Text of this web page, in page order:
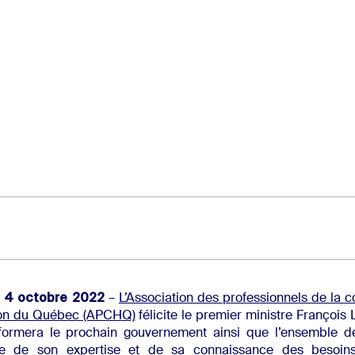
4 octobre 2022 – L’Association des professionnels de la
du Québec (APCHQ)félicite le premier ministre François
le prochain gouvernement ainsi que l’ensemble
de son expertise et de sa connaissance des